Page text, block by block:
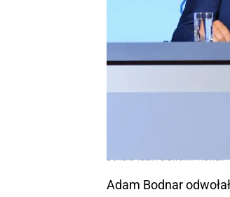
Donald Tusk i Sławomir Nowak
Adam Bodnar